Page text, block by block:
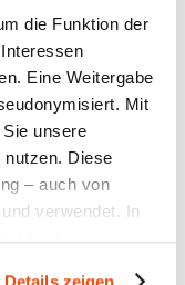
die Funktion der
Eine Weitergabe
Mit
unsere
nutzen. Diese
– auch von
verwendet. In
Details zeigen
Infrastruktur